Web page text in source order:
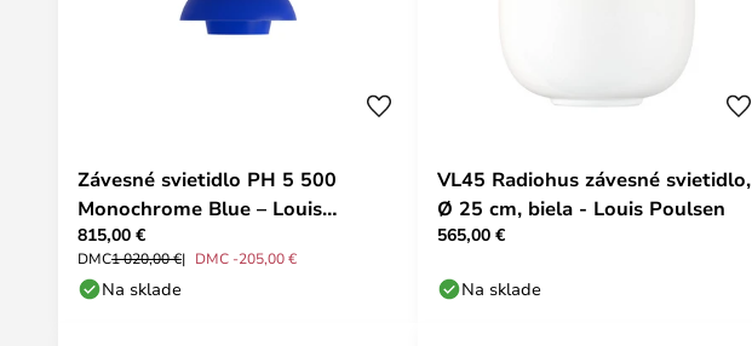
Závesné svietidlo PH 5 500
Monochrome Blue – Louis
Poulsen
815,00 €
DMC1 020,00 € DMC -205,00 €
Na sklade
VL45 Radiohus závesné svietidlo,
Ø 25 cm, biela - Louis Poulsen
565,00 €
Na sklade